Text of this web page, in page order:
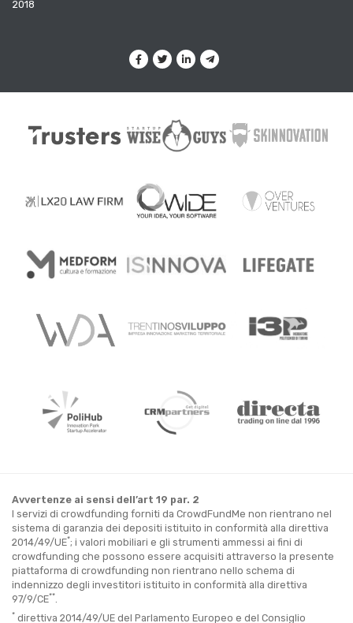
2018
Avvertenze ai sensi dell’art 19 par. 2
I servizi di crowdfunding forniti da CrowdFundMe non rientrano nel
sistema di garanzia dei depositi istituito in conformità alla direttiva
2014/49/UE*; i valori mobiliari e gli strumenti ammessi ai fini di
crowdfunding che possono essere acquisiti attraverso la presente
piattaforma di crowdfunding non rientrano nello schema di
indennizzo degli investitori istituito in conformità alla direttiva
97/9/CE**
* direttiva 2014/49/UE del Parlamento Europeo e del Consiglio